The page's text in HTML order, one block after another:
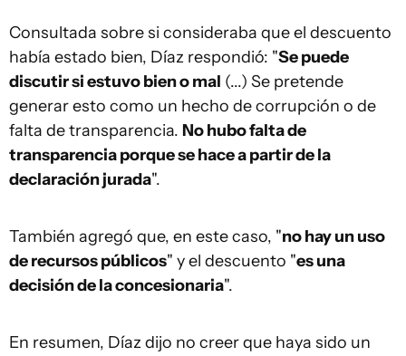
Consultada sobre si consideraba que el descuento
había estado bien, Díaz respondió: "Se puede
discutir si estuvo bien o mal (...) Se pretende
generar esto como un hecho de corrupción o de
falta de transparencia. No hubo falta de
transparencia porque se hace a partir de la
declaración jurada".
También agregó que, en este caso, "no hay un uso
de recursos públicos" y el descuento "es una
decisión de la concesionaria".
En resumen, Díaz dijo no creer que haya sido un